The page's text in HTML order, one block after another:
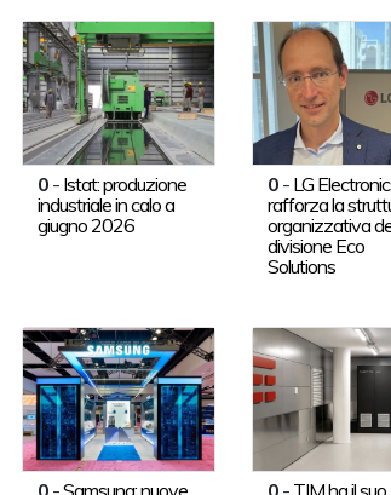
0 - Istat: produzione
industriale in calo a
giugno 2026
0- LG
rafforza la
organizzativa
divisione Eco
Solutions
0 -Samsung: nuove 0- TIM ha il suo